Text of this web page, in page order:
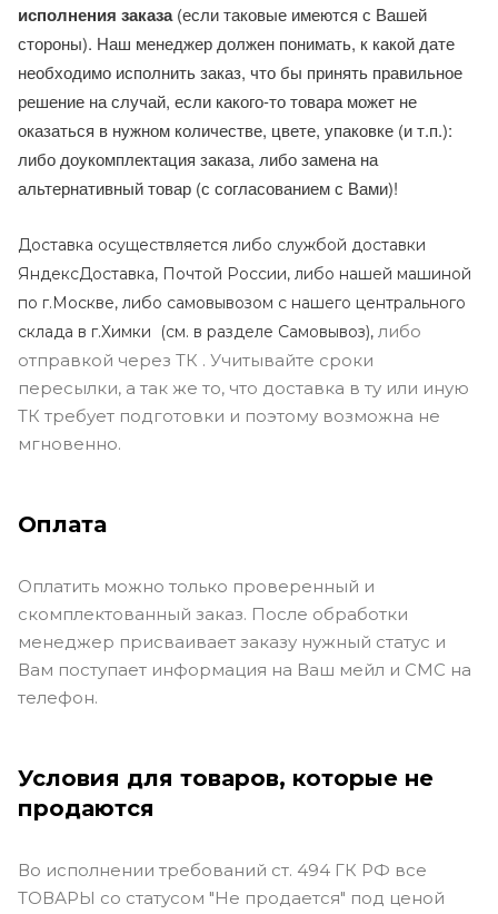
исполнения заказа(если таковые имеются с Вашей
стороны). Наш менеджер должен понимать, к какой дате
необходимо исполнить заказ, что бы принять правильное
решение на случай, если какого-то товара может не
оказаться в нужном количестве, цвете, упаковке (и т.п.):
либо доукомплектация заказа, либо замена на
альтернативный товар (с согласованием с Вами)!
Доставка осуществляется либо службой доставки
ЯндексДоставка, Почтой России, либо нашей машиной
по г.Москве, либо самовывозом с нашего центрального
склада в г.Химки (см. в разделе Самовывоз), либо
отправкой через ТК . Учитывайте сроки
пересылки, а так же то, что доставка в ту или иную
ТК требует подготовки и поэтому возможна не
мгновенно.
Оплата
Оплатить можно только проверенный и
скомплектованный заказ. После обработки
менеджер присваивает заказу нужный статус и
Вам поступает информация на Ваш мейл и СМС на
телефон.
Условия для товаров, которые не
продаются
Во исполнении требований ст. 494 ГК РФ все
ТОВАРЫ со статусом "Не продается" под ценой